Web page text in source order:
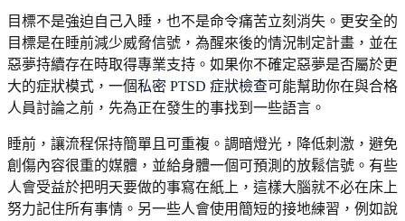
目標不是強迫自己入睡，也不是命令痛苦立刻消失。更安全的
目標是在睡前減少威脅信號，為醒來後的情況制定計畫，並在
惡夢持續存在時取得專業支持。如果你不確定惡夢是否屬於更
大的症狀模式，一個私密 PTSD 症狀檢查可能幫助你在與合格
人員討論之前，先為正在發生的事找到一些語言。
睡前，讓流程保持簡單且可重複。調暗燈光，降低刺激，避免
創傷內容很重的媒體，並給身體一個可預測的放鬆信號。有些
人會受益於把明天要做的事寫在紙上，這樣大腦就不必在床上
努力記住所有事情。另一些人會使用簡短的接地練習，例如說